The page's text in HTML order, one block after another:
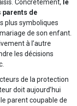
Concrètement, le
parents de
plus symboliques
de son enfant.
à l’autre
les décisions
de la protection
doit aujourd’hui
parent coupable de